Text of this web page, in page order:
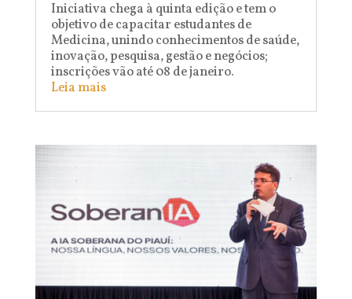
Iniciativa chega à quinta edição e tem o
objetivo de capacitar estudantes de
Medicina, unindo conhecimentos de saúde,
inovação, pesquisa, gestão e negócios;
inscrições vão até 08 de janeiro.
Leia mais